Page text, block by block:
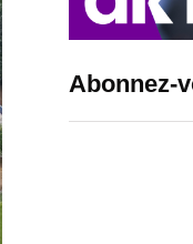
Abonnez-